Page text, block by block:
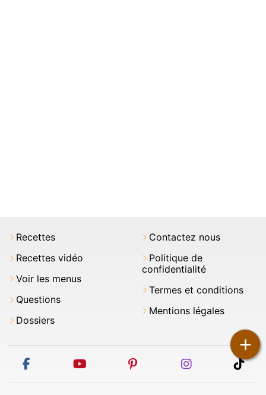
+
Recettes
Recettes vidéo
Voir les menus
Questions
Dossiers
Contactez nous
Politique de
confidentialité
Termes et conditions
Mentions légales
facebook youtube pinterest instagram